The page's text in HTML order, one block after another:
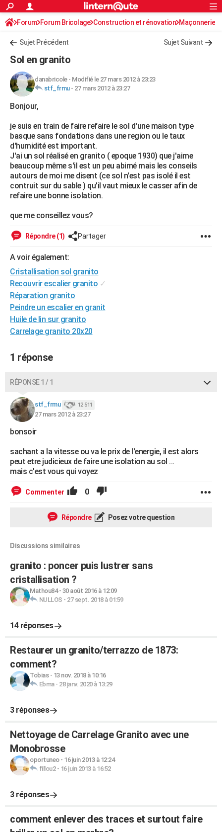
ACTUALITÉS
Politique
Société
Faits Divers
Education
Monde
Villes
+
FINANCE
Retraite
Impôts
Epargne
Immobilier
Risques naturels par ville
Banque
Assurance
Crédit
AUTO
Essais
Réserver un essai
Citadines
Berlines
SUV
Forum auto
+HIGH-TECH
Mobiles
Meilleur smartphone
Internet
Ordinateurs
Jeux vidéo
Guide high-tech
+BRICOLAGE
Forum
Aménagement intérieur
Extérieur
Cuisine
Salle de bains
Jardinage
Rangement
WEEK-END
Guides de France
Escapades
Patrimoine
Expositions
Musées
Week-end nature
LIFESTYLE
Art de vivre
Bien-être
Loisirs
Mode
Modes de vie
SANTE
Alimentation
Guide de la santé
Maladies
Médicaments
Sommeil
VOYAGE
Destinations
City break
Voyage nature
Voyage de noces
Forum
Climat
PHOTO
GUIDES D'ACHAT
BONS PLANS
CARTE DE VOEUX
Carte de Noël
Carte Bonne année
Carte Saint-Valentin
Carte Pâques
Carte d'anniversaire
DICTIONNAIRE
Dictionnaire
Biographies
Citations
Expressions
Proverbes
PROGRAMME TV
COPAINS D'AVANT
FORUM
Bricolage
Lifestyle
Culture
Sport
Auto
Television
Voyage
Cinema
Rechercher
S'inscrire
Connexion
Forum Forum Bricolage Construction et rénovation Maçonnerie
Sujet Précédent Sujet Suivant
Sol en granito
danabricole- Modifié le 27 mars 2012 à 23:23
stf_frmu- 27 mars 2012 à 23:27
Bonjour,
je suis en train de faire refaire le sol d'une maison type
basque sans fondations dans une region ou le taux
d'humidité est important.
J'ai un sol réalisé en granito ( epoque 1930) que j'aime
beaucoup même s'il est un peu abimé mais les conseils
autours de moi me disent (ce sol n'est pas isolé il est
contruit sur du sable ) qu'il vaut mieux le casser afin de
refaire une bonne isolation.
que me conseillez vous?
Répondre (1) Partager
A voir également:
Cristallisation sol granito
Recouvrir escalier granito ✓
Réparation granito
Peindre un escalier en granit
Huile de lin sur granito
Carrelage granito 20x20
1 réponse
RÉPONSE 1 / 1
stf_frmu 12 511
27 mars 2012 à 23:27
bonsoir
sachant a la vitesse ou va le prix de l'energie, il est alors
peut etre judicieux de faire une isolation au sol ...
mais c'est vous qui voyez
Commenter 0
Répondre Posez votre question
Discussions similaires
granito : poncer puis lustrer sans
cristallisation ?
Mathou84- 30 août 2016 à 12:09
NULLOS - 27 sept. 2018 à 01:59
14 réponses
Restaurer un granito/terrazzo de 1873:
comment?
Tobias- 13 nov. 2018 à 10:16
Ebma- 28 janv. 2020 à 13:29
3 réponses
Nettoyage de Carrelage Granito avec une
Monobrosse
oportuneo- 16 juin 2013 à 12:24
fillou2- 16 juin 2013 à 16:52
3 réponses
comment enlever des traces et surtout faire